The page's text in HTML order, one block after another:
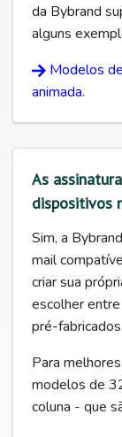
da Bybrand
alguns
Modelos
animada.
As
dispositivos
Sim, a
mail
criar sua
escolher
pré-fabricados.
Para
modelos de
coluna - que